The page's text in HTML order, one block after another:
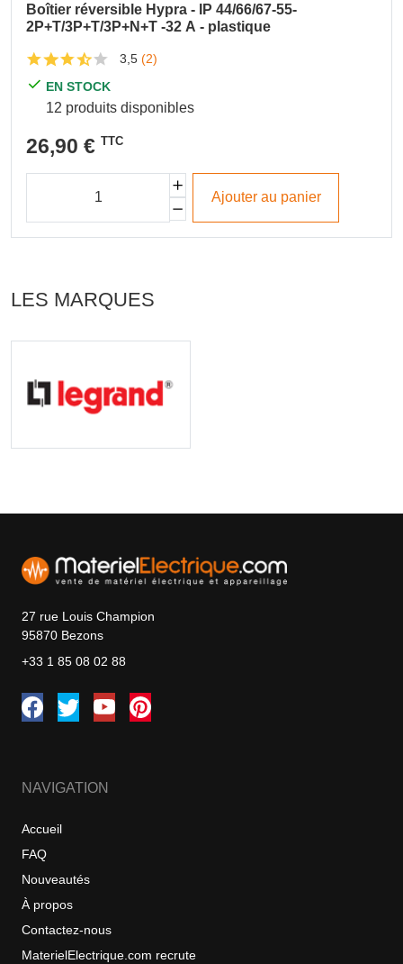
Boîtier réversible Hypra - IP 44/66/67-55-
2P+T/3P+T/3P+N+T -32 A - plastique
3,5 (2)
EN STOCK
12 produits disponibles
26,90 € TTC
Ajouter au panier
LES MARQUES
27 rue Louis Champion
95870 Bezons
+33 1 85 08 02 88
NAVIGATION
Accueil
FAQ
Nouveautés
À propos
Contactez-nous
MaterielElectrique.com recrute